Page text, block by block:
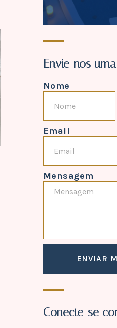
Envie-nos
Nome
Email
Mensagem
ENVIAR
Conecte-se